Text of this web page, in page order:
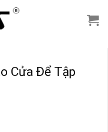
Cửa Để Tập